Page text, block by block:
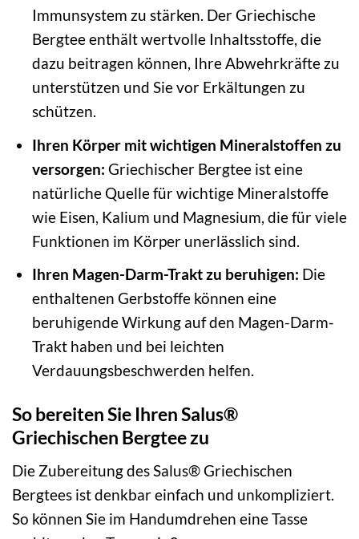
Immunsystem zu stärken. Der Griechische
Bergtee enthält wertvolle Inhaltsstoffe, die
dazu beitragen können, Ihre Abwehrkräfte zu
unterstützen und Sie vor Erkältungen zu
schützen.
Ihren Körper mit wichtigen Mineralstoffen zu
versorgen: Griechischer Bergtee ist eine
natürliche Quelle für wichtige Mineralstoffe
wie Eisen, Kalium und Magnesium, die für viele
Funktionen im Körper unerlässlich sind.
Ihren Magen-Darm-Trakt zu beruhigen: Die
enthaltenen Gerbstoffe können eine
beruhigende Wirkung auf den Magen-Darm-
Trakt haben und bei leichten
Verdauungsbeschwerden helfen.
So bereiten Sie Ihren Salus®
Griechischen Bergtee zu
Die Zubereitung des Salus® Griechischen
Bergtees ist denkbar einfach und unkompliziert.
So können Sie im Handumdrehen eine Tasse